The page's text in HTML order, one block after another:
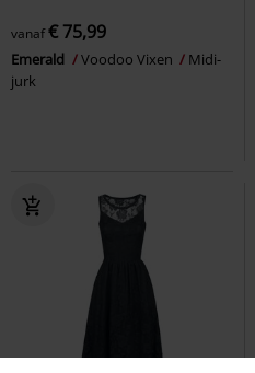
vanaf€ 75,99
Emerald Voodoo Vixen
Midi-
jurk